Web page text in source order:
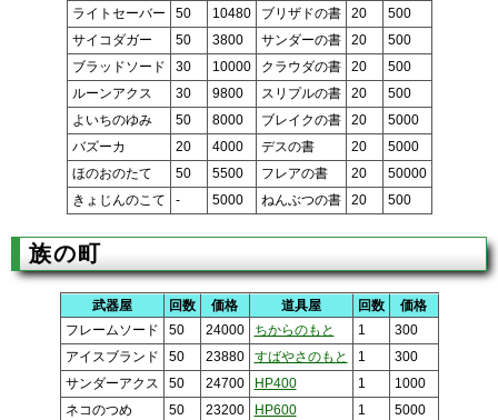
ライトセーバー
50 10480 ブリザドの書 20
500
サイコダガー
50 3800 サンダーの書 20
500
ブラッドソード
30 10000 クラウダの書 20
500
ルーンアクス
30 9800 スリプルの書 20
500
よいちのゆみ
50 8000 ブレイクの書 20
5000
バズーカ
20 4000 デスの書 20
5000
ほのおのたて
50 5500 フレアの書 20
50000
きょじんのこて
- 5000 ねんぶつの書 20 500
族の町
武器屋 回数 価格 道具屋 回数
価格
フレームソード
50 24000 ちからのもと 1
300
アイスブランド
50 23880 すばやさのもと 1
300
サンダーアクス
50 24700 HP400 1
1000
ネコのつめ
50 23200 HP600 1
5000